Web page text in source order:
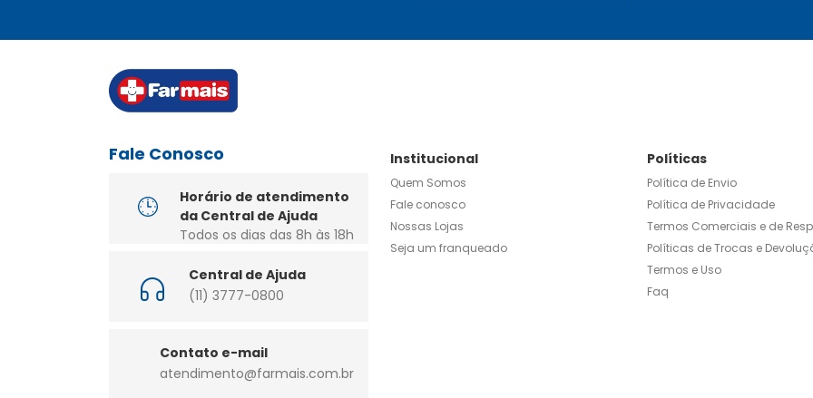
Fale Conosco
Horário de atendimento
da Central de Ajuda
Todos os dias das 8h às 18h
Central de Ajuda
(11) 3777-0800
Contato e-mail
atendimento@farmais.com.br
Institucional
Quem Somos
Fale conosco
Nossas Lojas
Seja um franqueado
Políticas
Política de Envio
Política de Privacidade
Termos Comerciais e de
Políticas de Trocas e
Termos e Uso
Faq